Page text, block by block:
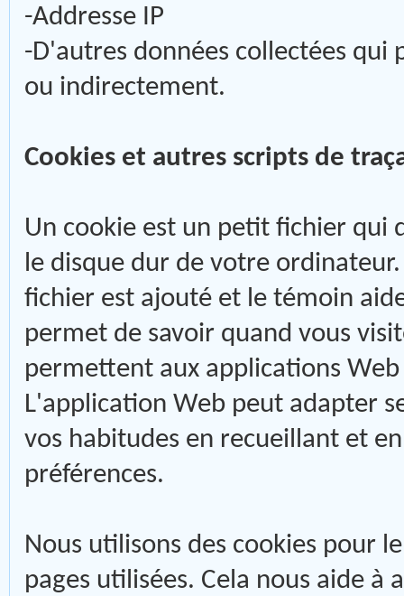
-Addresse IP
-D'autres données collectées
ou indirectement.
Cookies et autres scripts de
Un cookie est un petit fichier qui
le disque dur de votre
fichier est ajouté et le témoin
permet de savoir quand vous
permettent aux applications
L'application Web peut adapter
vos habitudes en recueillant et
préférences.
Nous utilisons des cookies pour
pages utilisées. Cela nous aide à